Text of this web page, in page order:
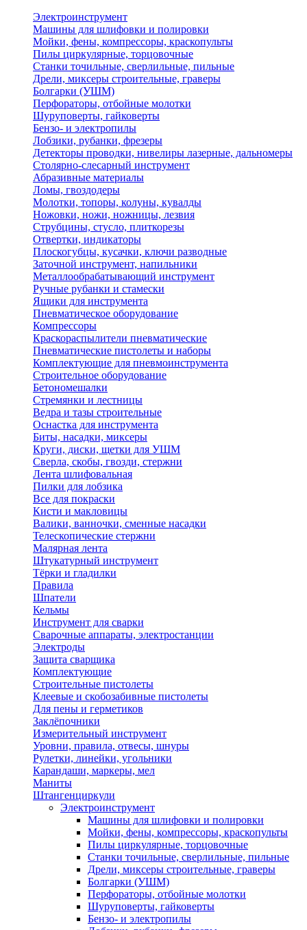
Электроинструмент
Машины для шлифовки и полировки
Мойки, фены, компрессоры, краскопульты
Пилы циркулярные, торцовочные
Станки точильные, сверлильные, пильные
Дрели, миксеры строительные, граверы
Болгарки (УШМ)
Перфораторы, отбойные молотки
Шуруповерты, гайковерты
Бензо- и электропилы
Лобзики, рубанки, фрезеры
Детекторы проводки, нивелиры лазерные, дальномеры
Столярно-слесарный инструмент
Абразивные материалы
Ломы, гвоздодеры
Молотки, топоры, колуны, кувалды
Ножовки, ножи, ножницы, лезвия
Струбцины, стусло, плиткорезы
Отвертки, индикаторы
Плоскогубцы, кусачки, ключи разводные
Заточной инструмент, напильники
Металлообрабатывающий инструмент
Ручные рубанки и стамески
Ящики для инструмента
Пневматическое оборудование
Компрессоры
Краскораспылители пневматические
Пневматические пистолеты и наборы
Комплектующие для пневмоинструмента
Строительное оборудование
Бетономешалки
Стремянки и лестницы
Ведра и тазы строительные
Оснастка для инструмента
Биты, насадки, миксеры
Круги, диски, щетки для УШМ
Сверла, скобы, гвозди, стержни
Лента шлифовальная
Пилки для лобзика
Все для покраски
Кисти и макловицы
Валики, ванночки, сменные насадки
Телескопические стержни
Малярная лента
Штукатурный инструмент
Тёрки и гладилки
Правила
Шпатели
Кельмы
Инструмент для сварки
Сварочные аппараты, электростанции
Электроды
Защита сварщика
Комплектующие
Строительные пистолеты
Клеевые и скобозабивные пистолеты
Для пены и герметиков
Заклёпочники
Измерительный инструмент
Уровни, правила, отвесы, шнуры
Рулетки, линейки, угольники
Карандаши, маркеры, мел
Маниты
Штангенциркули
Электроинструмент
Машины для шлифовки и полировки
Мойки, фены, компрессоры, краскопульты
Пилы циркулярные, торцовочные
Станки точильные, сверлильные, пильные
Дрели, миксеры строительные, граверы
Болгарки (УШМ)
Перфораторы, отбойные молотки
Шуруповерты, гайковерты
Бензо- и электропилы